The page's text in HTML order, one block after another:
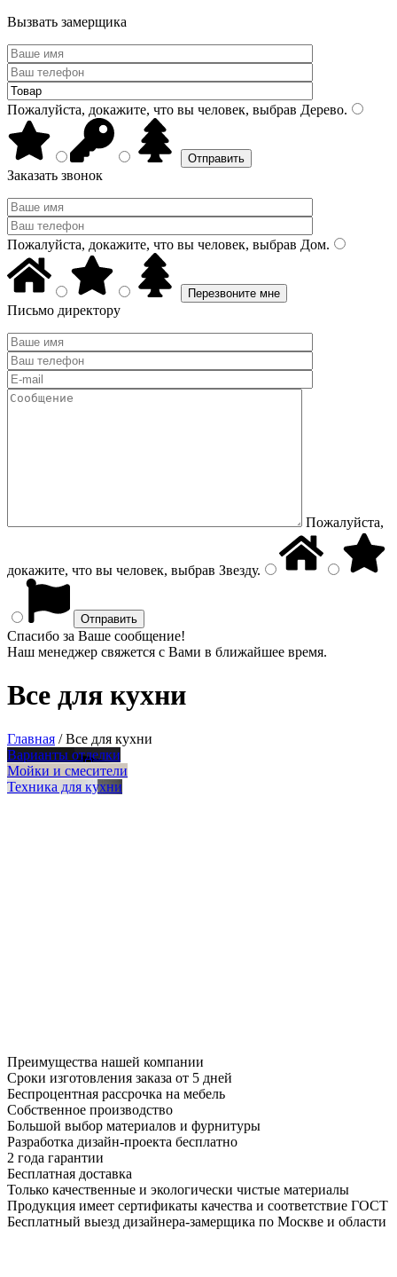
Вызвать замерщика
Пожалуйста, докажите, что вы человек, выбрав Дерево.
Заказать звонок
Пожалуйста, докажите, что вы человек, выбрав Дом.
Письмо директору
Пожалуйста,
докажите, что вы человек, выбрав Звезду.
Спасибо за Ваше сообщение!
Наш менеджер свяжется с Вами в ближайшее время.
Все для кухни
Главная /Все для кухни
Варианты отделки
Мойки и смесители
Техника для кухни
Преимущества нашей компании
Сроки изготовления заказа от 5 дней
Беспроцентная рассрочка на мебель
Собственное производство
Большой выбор материалов и фурнитуры
Разработка дизайн-проекта бесплатно
2 года гарантии
Бесплатная доставка
Только качественные и экологически чистые материалы
Продукция имеет сертификаты качества и соответствие ГОСТ
Бесплатный выезд дизайнера-замерщика по Москве и области